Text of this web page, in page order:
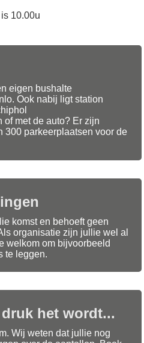
10.00u
eigen bushalte
Ook nabij ligt station
of met de auto? Er zijn
300 parkeerplaatsen voor de
komst en behoeft geen
organisatie zijn jullie wel al
welkom om bijvoorbeeld
te leggen.
het wordt...
Wij weten dat jullie nog